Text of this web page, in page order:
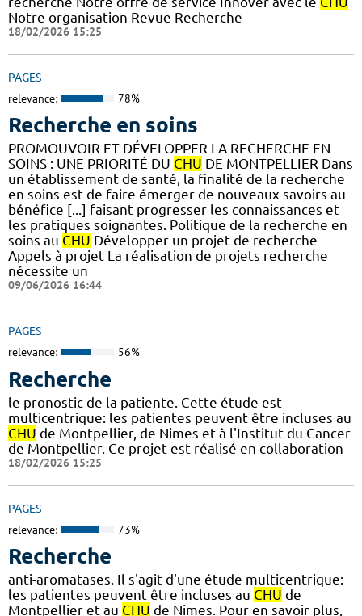
Notre organisation Revue Recherche
18/02/2026 15:25
PAGES
relevance: 78%
Recherche en soins
PROMOUVOIR ET DÉVELOPPER LA RECHERCHE EN
SOINS : UNE PRIORITÉ DU CHU DE MONTPELLIER Dans
un établissement de santé, la finalité de la recherche
en soins est de faire émerger de nouveaux savoirs au
bénéfice [...] faisant progresser les connaissances et
les pratiques soignantes. Politique de la recherche en
soins au CHU Développer un projet de recherche
Appels à projet La réalisation de projets recherche
nécessite un
09/06/2026 16:44
PAGES
relevance: 56%
Recherche
le pronostic de la patiente. Cette étude est
multicentrique: les patientes peuvent être incluses au
CHU de Montpellier, de Nimes et à l'Institut du Cancer
de Montpellier. Ce projet est réalisé en collaboration
18/02/2026 15:25
PAGES
relevance: 73%
Recherche
anti-aromatases. Il s'agit d'une étude multicentrique:
les patientes peuvent être incluses au CHU de
Montpellier et au CHU de Nimes. Pour en savoir plus,